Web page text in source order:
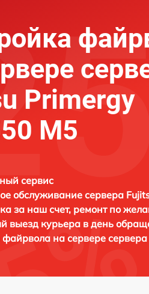
Primergy
M5
сервис
обслуживание сервера
за наш счет, ремонт по
выезд курьера в день
файрвола на сервере сервера